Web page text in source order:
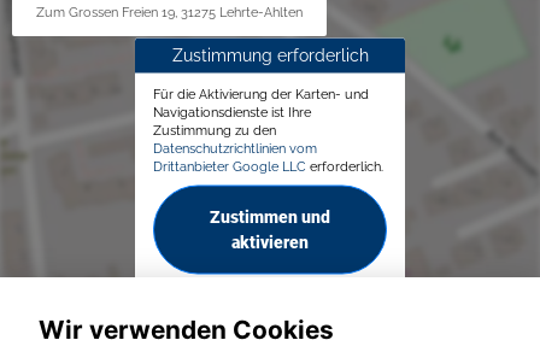
Zum Grossen Freien 19, 31275 Lehrte-Ahlten
Zustimmung erforderlich
Für die Aktivierung der Karten- und
Navigationsdienste ist Ihre
Zustimmung zu den
Datenschutzrichtlinien vom
Drittanbieter Google LLC erforderlich.
Zustimmen und
aktivieren
Wir verwenden Cookies